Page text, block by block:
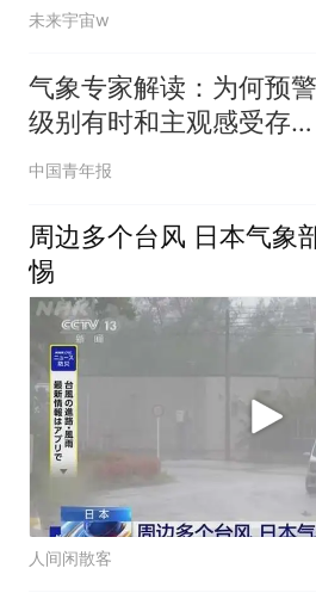
未来宇宙w
气象专家解读：为何预警
级别有时和主观感受存在
差异
中国青年报
周边多个台风 日本气象
惕
人间闲散客